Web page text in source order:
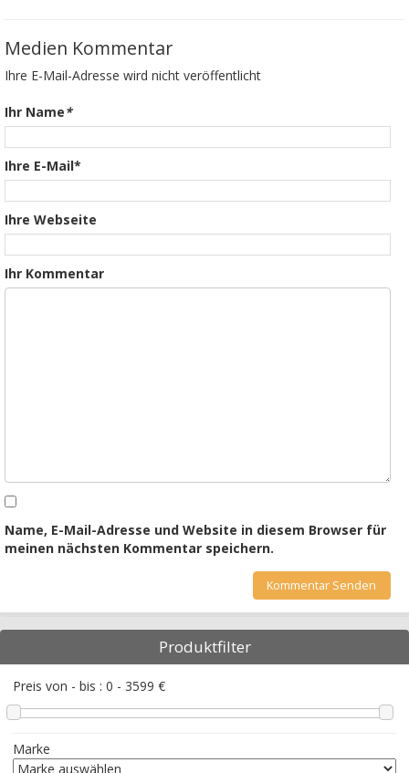
Medien Kommentar
Ihre E-Mail-Adresse wird nicht veröffentlicht
Ihr Name*
Ihre E-Mail*
Ihre Webseite
Ihr Kommentar
Name, E-Mail-Adresse und Website in diesem Browser für
meinen nächsten Kommentar speichern.
Produktfilter
Preis von - bis : 0 - 3599 €
Marke